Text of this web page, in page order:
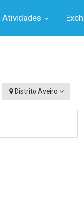
Atividades
Distrito Aveiro